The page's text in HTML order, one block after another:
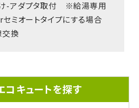
-アダプタ取付 ※給湯専用
セミオートタイプにする場合
交換
コキュートを探す